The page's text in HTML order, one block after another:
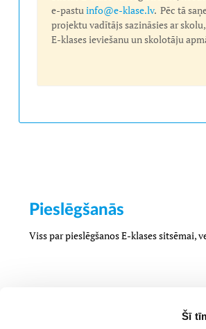
Šī
e-pastuinfo@e-klase.lv. Pēc tā
projektu vadītājs sazināsies ar
E-klases ieviešanu un skolotāju
Pieslēgšanās
Viss par pieslēgšanos E-klases sitsēmai,